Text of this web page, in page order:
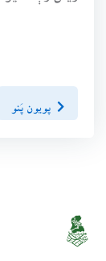
پويون پَنو